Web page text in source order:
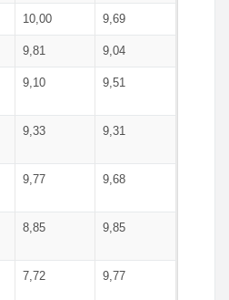
10,00 9,69
9,81 9,04
9,10 9,51
9,33 9,31
9,77 9,68
8,85 9,85
7,72 9,77